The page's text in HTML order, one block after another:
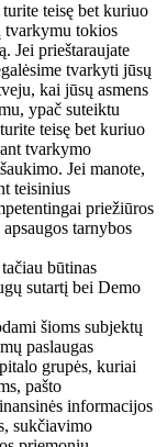
teisę bet kuriuo
tvarkymu tokios
Jei prieštaraujate
tvarkyti jūsų
kai jūsų asmens
ypač suteiktu
teisę bet kuriuo
tvarkymo
Jei manote,
teisinius
priežiūros
tarnybos
būtinas
sutartį bei Demo
šioms subjektų
paslaugas
grupės, kuriai
pašto
informacijos
sukčiavimo